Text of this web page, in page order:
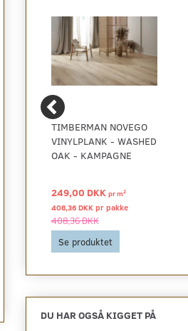
TIMBERMAN NOVEGO
VINYLPLANK - WASHED
OAK - KAMPAGNE
249,00 DKK prm2
408,36 DKK pr pakke
408,36 DKK
Se produktet
DU HAR OGSÅ KIGGET PÅ